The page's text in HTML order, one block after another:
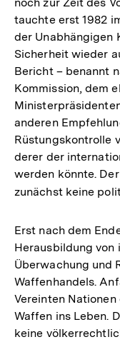
tauchte erst 1982
der Unabhängigen
Sicherheit wieder
Bericht – benannt
Kommission, dem
anderen
Rüstungskontrolle
derer der
werden könnte.
zunächst keine
Erst nach dem
Herausbildung von
Überwachung und
Waffenhandels.
Vereinten
Waffen ins Leben.
keine